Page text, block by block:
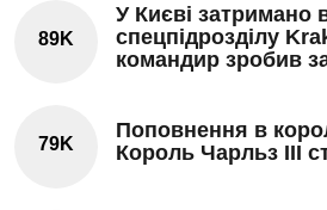
89K
У Києві затримано
спецпідрозділу
командир зробив
79K
Поповнення в
Король Чарльз III